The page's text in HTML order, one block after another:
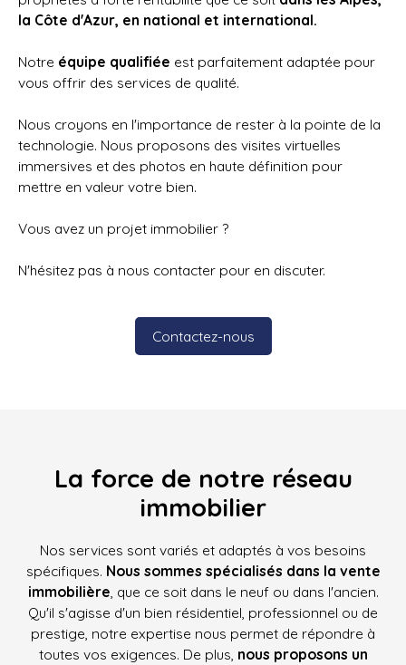
la Côte d'Azur, en national et international.
Notre équipe qualifiée est parfaitement adaptée pour
vous offrir des services de qualité.
Nous croyons en l'importance de rester à la pointe de la
technologie. Nous proposons des visites virtuelles
immersives et des photos en haute définition pour
mettre en valeur votre bien.
Vous avez un projet immobilier ?
N'hésitez pas à nous contacter pour en discuter.
Contactez-nous
La force de notre réseau
immobilier
Nos services sont variés et adaptés à vos besoins
spécifiques. Nous sommes spécialisés dans la vente
immobilière, que ce soit dans le neuf ou dans l'ancien.
Qu'il s'agisse d'un bien résidentiel, professionnel ou de
prestige, notre expertise nous permet de répondre à
toutes vos exigences. De plus, nous proposons un